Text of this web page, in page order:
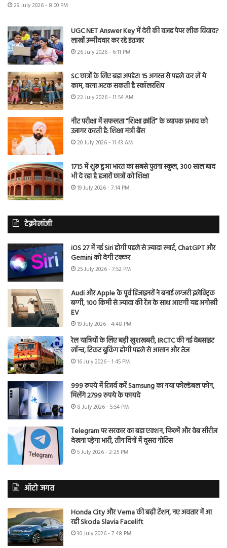
29 July 2026 - 8:00 PM
UGC NET Answer Key में देरी की वजह पेपर लीक विवाद?
लाखों उम्मीदवार कर रहे इंतजार
26 July 2026 - 6:11 PM
SC छात्रों के लिए बड़ा अपडेट! 15 अगस्त से पहले कर लें ये
काम, वरना अटक सकती है स्कॉलरशिप
22 July 2026 - 11:54 AM
नीट परीक्षा में सफलता “शिक्षा क्रांति” के व्यापक प्रभाव को
उजागर करती है: शिक्षा मंत्री बैंस
20 July 2026 - 11:43 AM
1715 में शुरू हुआ भारत का सबसे पुराना स्कूल, 300 साल बाद
भी दे रहा है हजारों छात्रों को शिक्षा
19 July 2026 - 7:14 PM
टेक्नोलॉजी
iOS 27 में नई Siri होगी पहले से ज्यादा स्मार्ट, ChatGPT और
Gemini को देगी टक्कर
25 July 2026 - 7:52 PM
Audi और Apple के पूर्व डिजाइनरों ने बनाई लग्जरी इलेक्ट्रिक
बग्गी, 100 किमी से ज्यादा की रेंज के साथ आएगी यह अनोखी
EV
19 July 2026 - 4:48 PM
रेल यात्रियों के लिए बड़ी खुशखबरी, IRCTC की नई वेबसाइट
लॉन्च, टिकट बुकिंग होगी पहले से आसान और तेज
16 July 2026 - 1:45 PM
999 रुपये में रिजर्व करें Samsung का नया फोल्डेबल फोन,
मिलेंगे 2799 रुपये के फायदे
8 July 2026 - 5:54 PM
Telegram पर सरकार का बड़ा एक्शन, फिल्में और वेब सीरीज
देखना पड़ेगा भारी, तीन दिनों में दूसरा नोटिस
5 July 2026 - 2:25 PM
ऑटो जगत
Honda City और Verna की बढ़ी टेंशन, नए अवतार में आ
रही Skoda Slavia Facelift
30 July 2026 - 7:48 PM